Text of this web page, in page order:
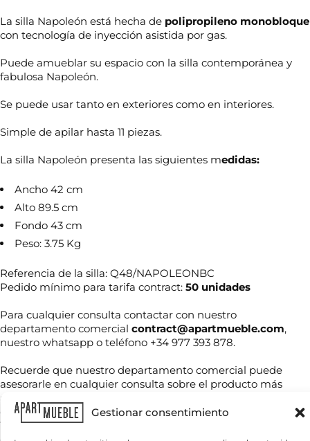
Gestionar consentimiento
La silla Napoleón está hecha de polipropileno monobloque
con tecnología de inyección asistida por gas.
Puede amueblar su espacio con la silla contemporánea y
fabulosa Napoleón.
Se puede usar tanto en exteriores como en interiores.
Simple de apilar hasta 11 piezas.
La silla Napoleón presenta las siguientes medidas:
Ancho 42 cm
Alto 89.5 cm
Fondo 43 cm
Peso: 3.75 Kg
Referencia de la silla: Q48/NAPOLEONBC
Pedido mínimo para tarifa contract: 50 unidades
Para cualquier consulta contactar con nuestro
departamento comercial contract@apartmueble.com,
nuestro whatsapp o teléfono +34 977 393 878.
Recuerde que nuestro departamento comercial puede
asesorarle en cualquier consulta sobre el producto más
adecuado para su proyecto tanto en precio como en
disponibilidad, así como crear su proyecto de interiorismo.
Tenemos mucha variedad en producto de hostelería tanto
N
m
b
r
T
l
é
o
n
C
o